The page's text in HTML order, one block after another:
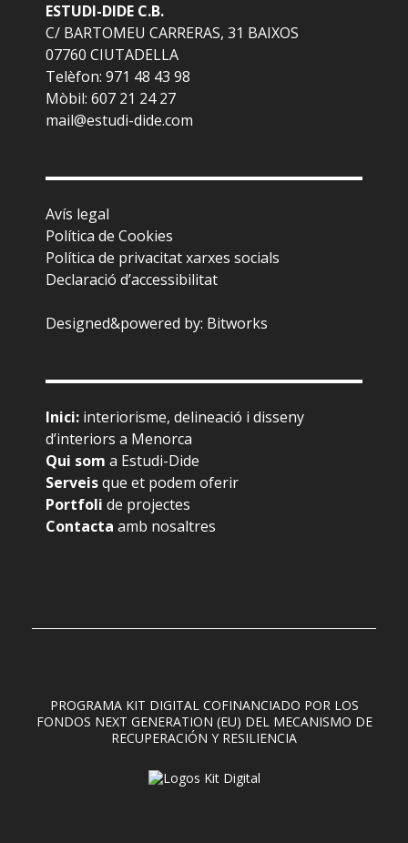
ESTUDI-DIDE C.B.
C/ BARTOMEU CARRERAS, 31 BAIXOS
07760 CIUTADELLA
Telèfon: 971 48 43 98
Mòbil: 607 21 24 27
mail@estudi-dide.com
Avís legal
Política de Cookies
Política de privacitat xarxes socials
Declaració d’accessibilitat
Designed&powered by: Bitworks
Inici: interiorisme, delineació i disseny
d’interiors a Menorca
Qui som a Estudi-Dide
Serveisque et podem oferir
Portfoli de projectes
Contacta amb nosaltres
PROGRAMA KIT DIGITAL COFINANCIADO POR LOS
FONDOS NEXT GENERATION (EU) DEL MECANISMO DE
RECUPERACIÓN Y RESILIENCIA